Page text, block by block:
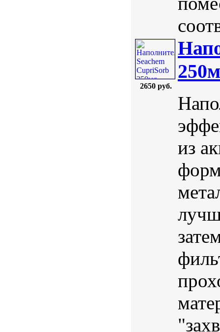
2650 руб.
из